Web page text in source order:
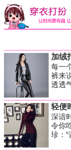
加绒
每一
裤来
透透
轻便
深谙
令你
珍：